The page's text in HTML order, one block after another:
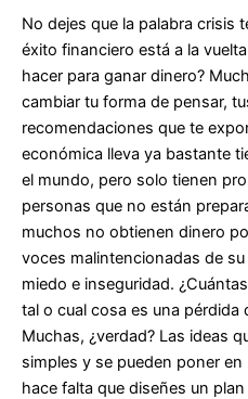
No dejes que la palabra crisis
éxito financiero está a la
hacer para ganar dinero?
cambiar tu forma de pensar,
recomendaciones que te
económica lleva ya bastante
el mundo, pero solo tienen
personas que no están
muchos no obtienen dinero
voces malintencionadas de
miedo e inseguridad.
tal o cual cosa es una pérdida
Muchas, ¿verdad? Las ideas
simples y se pueden poner
hace falta que diseñes un